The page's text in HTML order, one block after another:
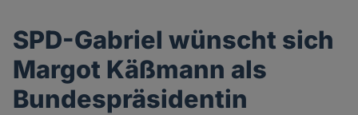
SPD-Gabriel wünscht sich
Margot Käßmann als
Bundespräsidentin